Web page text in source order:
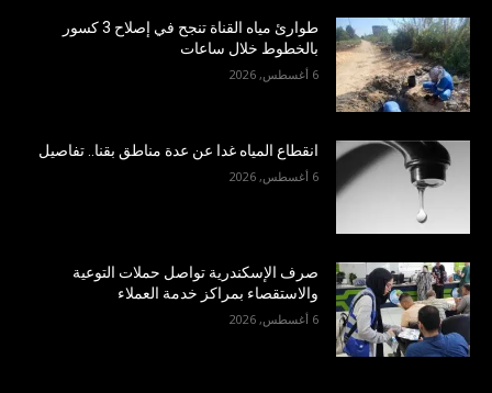
طوارئ مياه القناة تنجح في إصلاح 3 كسور
بالخطوط خلال ساعات
6 أغسطس, 2026
انقطاع المياه غدا عن عدة مناطق بقنا.. تفاصيل
6 أغسطس, 2026
صرف الإسكندرية تواصل حملات التوعية
والاستقصاء بمراكز خدمة العملاء
6 أغسطس, 2026